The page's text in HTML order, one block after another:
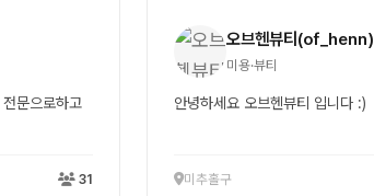
31
오브헨뷰티(of_henn)
미용·뷰티
안녕하세요 오브헨뷰티 입니다 :)
미추홀구